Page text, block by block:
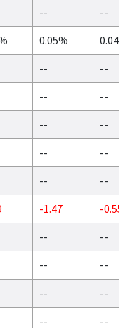
--
--
0.05%
0.04%
--
--
--
--
--
--
--
--
--
--
-1.47
-0.55
--
--
--
--
--
--
-- --